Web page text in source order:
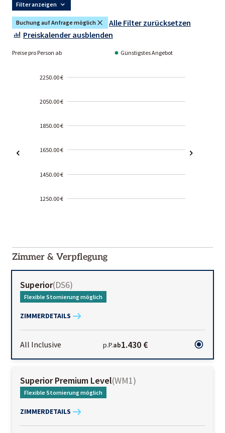
Filter anzeigen
Buchung auf Anfrage möglich
Alle Filter zurücksetzen
Preiskalender ausblenden
Preise pro Person ab Günstigstes Angebot
2250.00 €
2050.00 €
1850.00 €
1650.00 €
1450.00 €
1250.00 €
01-02
Zimmer & Verpflegung
Superior(DS6)
Flexible Stornierung möglich
ZIMMERDETAILS
All Inclusive p.P.ab1.430 €
Superior Premium Level(WM1)
Flexible Stornierung möglich
ZIMMERDETAILS